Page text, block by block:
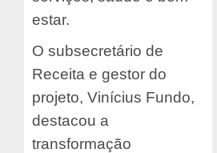
estar.
O subsecretário de
Receita e gestor do
projeto, Vinícius Fundo,
destacou a
transformação